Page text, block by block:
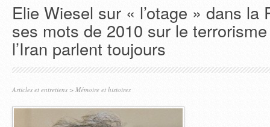
Elie Wiesel sur « l’otage » dans la
ses mots de 2010 sur le
l’Iran parlent toujours
Articles et entretiens > Mémoire et histoires